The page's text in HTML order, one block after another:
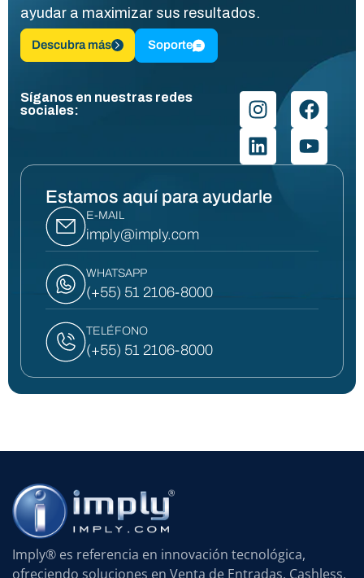
ayudar a maximizar sus resultados.
Descubra más Soporte
Síganos en nuestras redes
sociales:
Estamos aquí para ayudarle
E-MAIL
imply@imply.com
WHATSAPP
(+55) 51 2106-8000
TELÉFONO
(+55) 51 2106-8000
Imply® es referencia en innovación tecnológica,
ofreciendo soluciones en Venta de Entradas, Cashless,